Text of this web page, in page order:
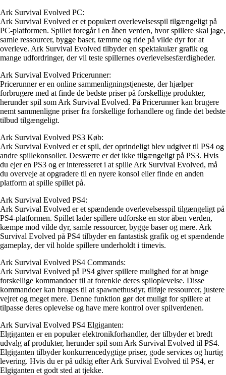
Ark Survival Evolved PC:
Ark Survival Evolved er et populært overlevelsesspil tilgængeligt på
PC-platformen. Spillet foregår i en åben verden, hvor spillere skal jage,
samle ressourcer, bygge baser, tæmme og ride på vilde dyr for at
overleve. Ark Survival Evolved tilbyder en spektakulær grafik og
mange udfordringer, der vil teste spillernes overlevelsesfærdigheder.
Ark Survival Evolved Pricerunner:
Pricerunner er en online sammenligningstjeneste, der hjælper
forbrugere med at finde de bedste priser på forskellige produkter,
herunder spil som Ark Survival Evolved. På Pricerunner kan brugere
nemt sammenligne priser fra forskellige forhandlere og finde det bedste
tilbud tilgængeligt.
Ark Survival Evolved PS3 Køb:
Ark Survival Evolved er et spil, der oprindeligt blev udgivet til PS4 og
andre spillekonsoller. Desværre er det ikke tilgængeligt på PS3. Hvis
du ejer en PS3 og er interesseret i at spille Ark Survival Evolved, må
du overveje at opgradere til en nyere konsol eller finde en anden
platform at spille spillet på.
Ark Survival Evolved PS4:
Ark Survival Evolved er et spændende overlevelsesspil tilgængeligt på
PS4-platformen. Spillet lader spillere udforske en stor åben verden,
kæmpe mod vilde dyr, samle ressourcer, bygge baser og mere. Ark
Survival Evolved på PS4 tilbyder en fantastisk grafik og et spændende
gameplay, der vil holde spillere underholdt i timevis.
Ark Survival Evolved PS4 Commands:
Ark Survival Evolved på PS4 giver spillere mulighed for at bruge
forskellige kommandoer til at forenkle deres spiloplevelse. Disse
kommandoer kan bruges til at spawnethusdyr, tilføje ressourcer, justere
vejret og meget mere. Denne funktion gør det muligt for spillere at
tilpasse deres oplevelse og have mere kontrol over spilverdenen.
Ark Survival Evolved PS4 Elgiganten:
Elgiganten er en populær elektronikforhandler, der tilbyder et bredt
udvalg af produkter, herunder spil som Ark Survival Evolved til PS4.
Elgiganten tilbyder konkurrencedygtige priser, gode services og hurtig
levering. Hvis du er på udkig efter Ark Survival Evolved til PS4, er
Elgiganten et godt sted at tjekke.